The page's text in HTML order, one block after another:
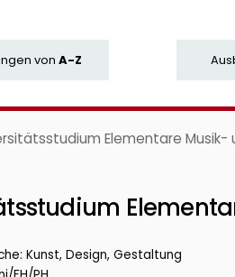
von A-Z
Elementare Musik-
Kunst, Design, Gestaltung